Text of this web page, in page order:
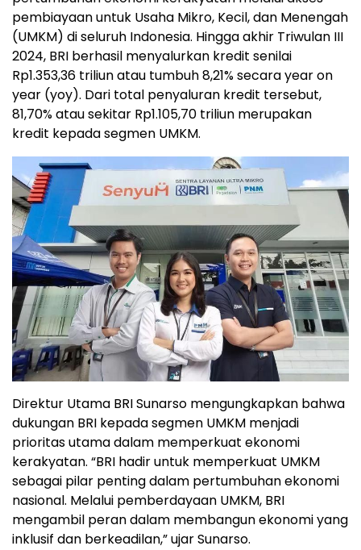
pembiayaan untuk Usaha Mikro, Kecil, dan Menengah
(UMKM) di seluruh Indonesia. Hingga akhir Triwulan III
2024, BRI berhasil menyalurkan kredit senilai
Rp1.353,36 triliun atau tumbuh 8,21% secara year on
year (yoy). Dari total penyaluran kredit tersebut,
81,70% atau sekitar Rp1.105,70 triliun merupakan
kredit kepada segmen UMKM.
Direktur Utama BRI Sunarso mengungkapkan bahwa
dukungan BRI kepada segmen UMKM menjadi
prioritas utama dalam memperkuat ekonomi
kerakyatan. “BRI hadir untuk memperkuat UMKM
sebagai pilar penting dalam pertumbuhan ekonomi
nasional. Melalui pemberdayaan UMKM, BRI
mengambil peran dalam membangun ekonomi yang
inklusif dan berkeadilan,” ujar Sunarso.